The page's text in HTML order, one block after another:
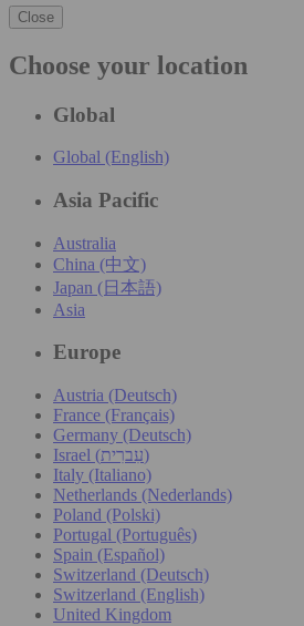
Close
Choose your location
Global
Global (English)
Asia Pacific
Australia
China (中文)
Japan (日本語)
Asia
Europe
Austria (Deutsch)
France (Français)
Germany (Deutsch)
Israel (עִברִית)
Italy (Italiano)
Netherlands (Nederlands)
Poland (Polski)
Portugal (Português)
Spain (Español)
Switzerland (Deutsch)
Switzerland (English)
United Kingdom